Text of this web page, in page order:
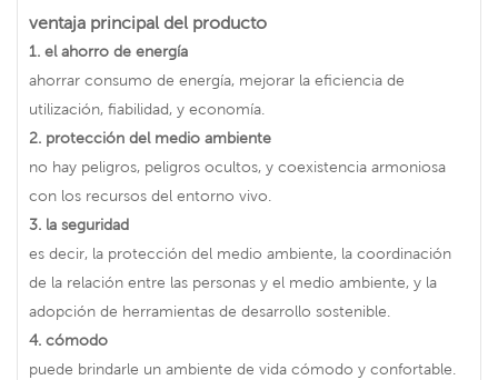
ventaja principal del producto
1. el ahorro de energía
ahorrar consumo de energía, mejorar la eficiencia de
utilización, fiabilidad, y economía.
2. protección del medio ambiente
no hay peligros, peligros ocultos, y coexistencia armoniosa
con los recursos del entorno vivo.
3. la seguridad
es decir, la protección del medio ambiente, la coordinación
de la relación entre las personas y el medio ambiente, y la
adopción de herramientas de desarrollo sostenible.
4. cómodo
puede brindarle un ambiente de vida cómodo y confortable.